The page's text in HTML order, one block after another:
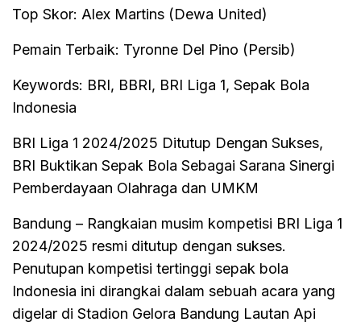
Top Skor: Alex Martins (Dewa United)
Pemain Terbaik: Tyronne Del Pino (Persib)
Keywords: BRI, BBRI, BRI Liga 1, Sepak Bola
Indonesia
BRI Liga 1 2024/2025 Ditutup Dengan Sukses,
BRI Buktikan Sepak Bola Sebagai Sarana Sinergi
Pemberdayaan Olahraga dan UMKM
Bandung – Rangkaian musim kompetisi BRI Liga 1
2024/2025 resmi ditutup dengan sukses.
Penutupan kompetisi tertinggi sepak bola
Indonesia ini dirangkai dalam sebuah acara yang
digelar di Stadion Gelora Bandung Lautan Api